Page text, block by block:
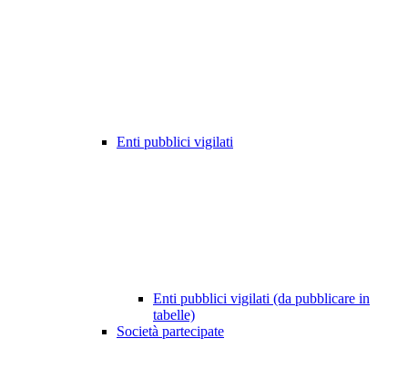
Enti pubblici vigilati
Enti pubblici vigilati (da pubblicare in
tabelle)
Società partecipate